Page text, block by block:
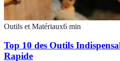
Outils et Matériaux6 min
Top 10 des Outils
Rapide